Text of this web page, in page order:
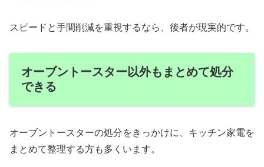
スピードと手間削減を重視するなら、後者が現実的です。
オーブントースター以外もまとめて処分
できる
オーブントースターの処分をきっかけに、キッチン家電を
まとめて整理する方も多くいます。